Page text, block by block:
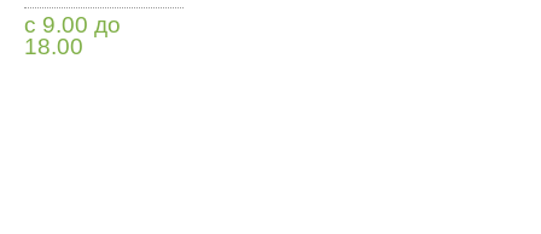
с 9.00 до
18.00